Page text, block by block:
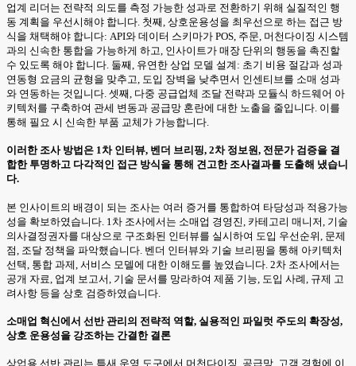
업계 리더는 전략적 의도를 측정 가능한 성과로 전환하기 위해 실질적인 행
동 계획을 우선시해야 합니다. 첫째, 상호운용성을 최우선으로 하는 접근 방
식을 채택해야 합니다: API와 데이터 스키마가 POS, 주문, 머천다이징 시스템
과의 신속한 통합을 가능하게 하고, 인사이트가 매장 단위의 행동을 촉진할
수 있도록 해야 합니다. 둘째, 유연한 상업 모델 설계: 초기 비용 절감과 성과
연동형 요금의 균형을 맞추고, 도입 장벽을 낮추면서 인센티브를 소매 성과
와 연동하는 것입니다. 셋째, 다중 공급업체 조달 전략과 모듈식 하드웨어 아
키텍처를 구축하여 관세 변동과 공급망 혼란에 대한 노출을 줄입니다. 이를
통해 필요 시 신속한 부품 교체가 가능합니다.
이러한 조사 방법은 1차 인터뷰, 벤더 브리핑, 2차 정보원, 전문가 검증을 결
합한 투명하고 다각적인 접근 방식을 통해 견고한 조사결과를 도출해 냈습니
다.
본 인사이트의 배경이 되는 조사는 여러 증거를 통합하여 타당성과 적용가능
성을 확보하였습니다. 1차 조사에서는 소매업 경영진, 카테고리 매니저, 기술
의사결정권자를 대상으로 구조화된 인터뷰를 실시하여 도입 우선순위, 문제
점, 조달 정책을 파악했습니다. 벤더 인터뷰와 기술 브리핑을 통해 아키텍처
선택, 통합 과제, 서비스 모델에 대한 이해도를 높였습니다. 2차 조사에서는
공개 자료, 업계 보고서, 기술 문서를 망라하여 제품 기능, 도입 사례, 규제 고
려사항 등을 상호 검증하였습니다.
소매업 혁신에서 선반 관리의 전략적 역할, 실용적인 파일럿 주도의 확장성,
상호 운용성을 강조하는 간결한 결론
상업용 선반 관리는 틈새 운영 도구에서 머천다이징, 공급망, 고객 경험에 이